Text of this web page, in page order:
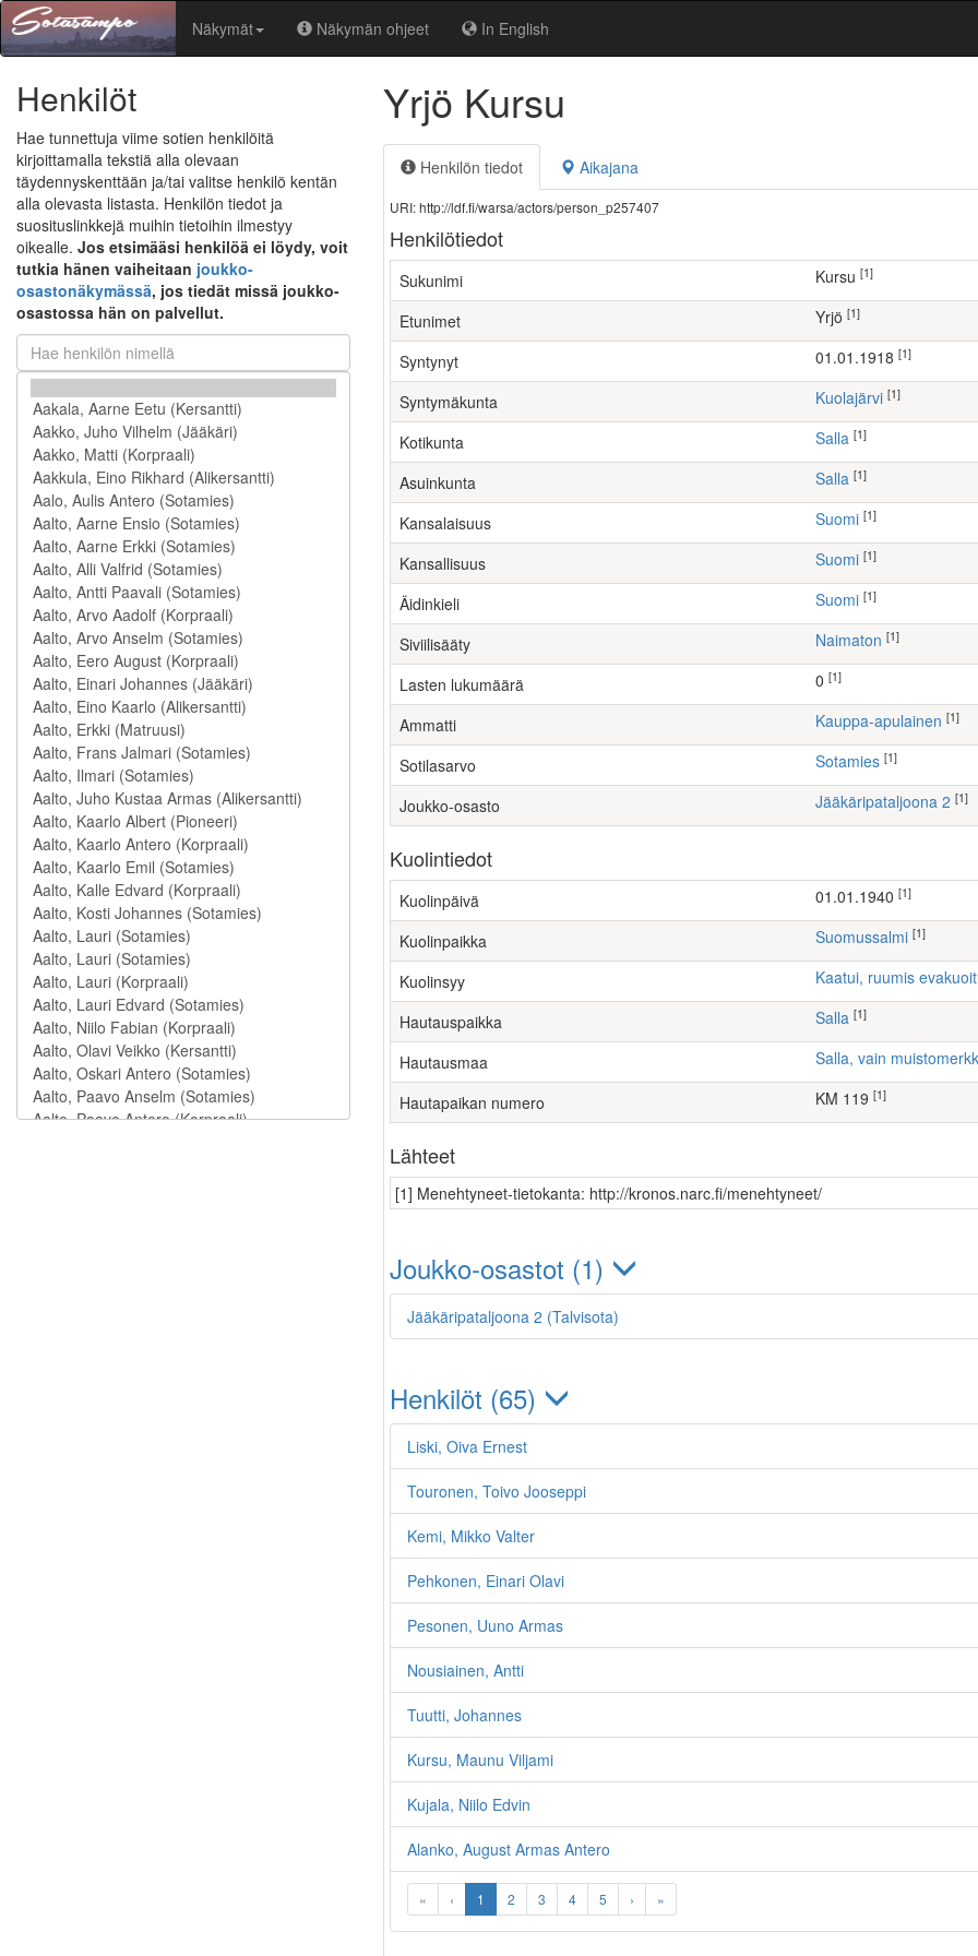
Näkymät Näkymän ohjeet In English
Henkilöt
Hae tunnettuja viime sotien henkilöitä
kirjoittamalla tekstiä alla olevaan
täydennyskenttään ja/tai valitse henkilö kentän
alla olevasta listasta. Henkilön tiedot ja
suosituslinkkejä muihin tietoihin ilmestyy
oikealle. Jos etsimääsi henkilöä ei löydy, voit
tutkia hänen vaiheitaan joukko-
osastonäkymässä, jos tiedät missä joukko-
osastossa hän on palvellut.
Yrjö Kursu
Henkilön tiedot Aikajana
URI: http://ldf.fi/warsa/actors/person_p257407
Henkilötiedot
Sukunimi Kursu [1]
Etunimet Yrjö [1]
Syntynyt 01.01.1918 [1]
Syntymäkunta Kuolajärvi [1]
Kotikunta Salla [1]
Asuinkunta Salla [1]
Kansalaisuus Suomi [1]
Kansallisuus Suomi [1]
Äidinkieli Suomi [1]
Siviilisääty Naimaton [1]
Lasten lukumäärä [1]
Ammatti kauppa-apulainen [1]
Sotilasarvo Sotamies [1]
Joukko-osasto Jääkäripataljoona 2 [1]
Kuolintiedot
Kuolinpäivä 01.01.1940 [1]
Kuolinpaikka Suomussalmi [1]
Kuolinsyy Kaatui, ruumis
Hautauspaikka Salla [1]
Hautausmaa Salla, vain
Hautapaikan numero KM 119 [1]
Lähteet
[1] Menehtyneet-tietokanta: http://kronos.narc.fi/menehtyneet/
Joukko-osastot (1)
Jääkäripataljoona 2 (Talvisota)
Henkilöt (65)
Liski, Oiva Ernest
Touronen, Toivo Jooseppi
Kemi, Mikko Valter
Pehkonen, Einari Olavi
Pesonen, Uuno Armas
Nousiainen, Antti
Tuutti, Johannes
Kursu, Maunu Viljami
Kujala, Niilo Edvin
Alanko, August Armas Antero
« ‹ 1 2 3 4 5 › »